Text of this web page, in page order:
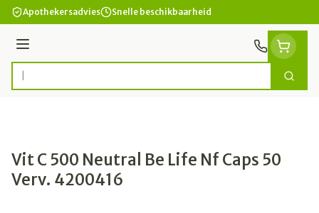
Ga naar de inhoud
Apothekersadvies Snelle beschikbaarheid
Menu
Product, merk, categorie... Zoek
Vit C 500 Neutral Be Life Nf Caps 50
Verv. 4200416